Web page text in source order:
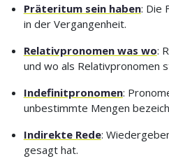
Präteritum sein haben: Die
in der Vergangenheit.
Relativpronomen was wo:
und wo als Relativpronomen
Indefinitpronomen:
unbestimmte Mengen
Indirekte Rede:
gesagt hat.